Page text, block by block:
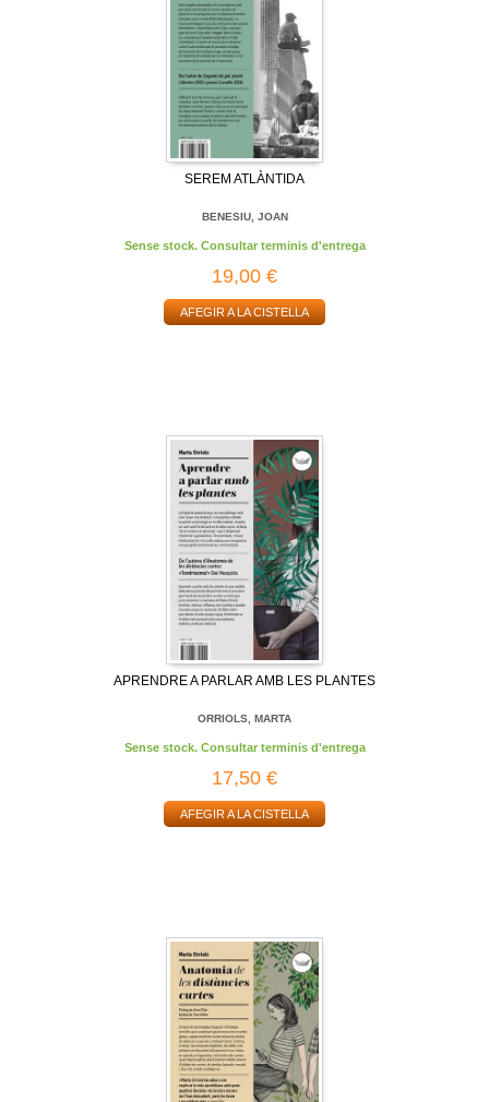
SEREM ATLÀNTIDA
BENESIU, JOAN
Sense stock. Consultar terminis d'entrega
19,00 €
AFEGIR A LA CISTELLA
APRENDRE A PARLAR AMB LES PLANTES
ORRIOLS, MARTA
Sense stock. Consultar terminis d'entrega
17,50 €
AFEGIR A LA CISTELLA